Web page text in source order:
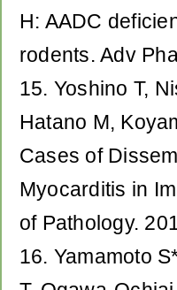
H: AADC
rodents. Adv
15. Yoshino T,
Hatano M,
Cases of
Myocarditis in
of Pathology.
16. Yamamoto